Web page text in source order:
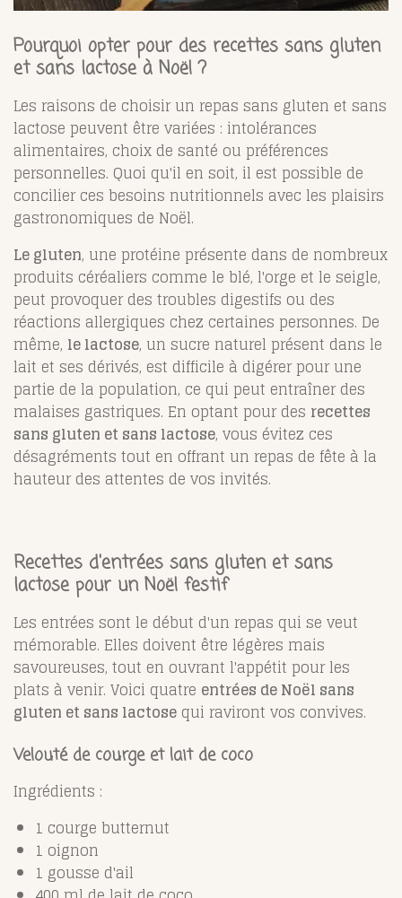
Pourquoi opter pour des recettes sans gluten
et sans lactose à Noël ?
Les raisons de choisir un repas sans gluten et sans
lactose peuvent être variées : intolérances
alimentaires, choix de santé ou préférences
personnelles. Quoi qu'il en soit, il est possible de
concilier ces besoins nutritionnels avec les plaisirs
gastronomiques de Noël.
Le gluten, une protéine présente dans de nombreux
produits céréaliers comme le blé, l'orge et le seigle,
peut provoquer des troubles digestifs ou des
réactions allergiques chez certaines personnes. De
même, le lactose, un sucre naturel présent dans le
lait et ses dérivés, est difficile à digérer pour une
partie de la population, ce qui peut entraîner des
malaises gastriques. En optant pour des recettes
sans gluten et sans lactose, vous évitez ces
désagréments tout en offrant un repas de fête à la
hauteur des attentes de vos invités.
Recettes d'entrées sans gluten et sans
lactose pour un Noël festif
Les entrées sont le début d'un repas qui se veut
mémorable. Elles doivent être légères mais
savoureuses, tout en ouvrant l'appétit pour les
plats à venir. Voici quatre entrées de Noël sans
gluten et sans lactose qui raviront vos convives.
Velouté de courge et lait de coco
Ingrédients :
1 courge butternut
1 oignon
1 gousse d'ail